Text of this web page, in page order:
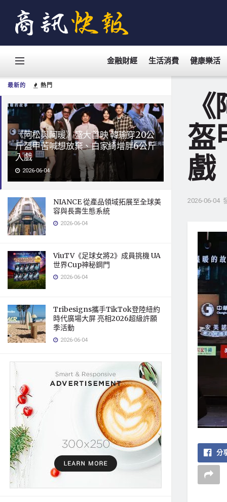
最新的 熱門
《阿松與阿暖》盛大首映 韓瑜穿20公
斤盔甲苦喊想放棄、白家綺增胖6公斤
入戲
2026-06-04
NIANCE 從產品領域拓展至全球美
容與長壽生態系統
2026-06-04
ViuTV《足球女將2》成員挑機 UA
世界Cup神秘鋼門
2026-06-04
Tribesigns攜手TikTok登陸紐約
時代廣場大屏 亮相2026超級許願
季活動
2026-06-04
金融財經 生活消費 健康樂活
盔
戲
2026-06-04
分